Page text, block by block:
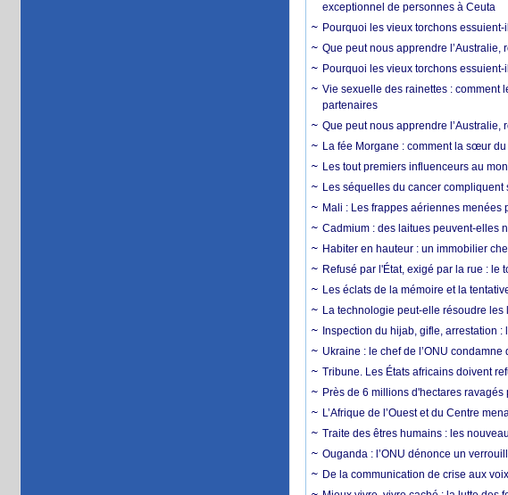
exceptionnel de personnes à Ceuta
Pourquoi les vieux torchons
Que peut nous apprendre l’Australie,
Pourquoi les vieux torchons
Vie sexuelle des rainettes : comment
partenaires
Que peut nous apprendre l’Australie,
La fée Morgane : comment la sœur
Les tout premiers influenceurs au
Les séquelles du cancer
Mali : Les frappes aériennes menées
Cadmium : des laitues peuvent-elles
Habiter en hauteur : un immobilier
Refusé par l'État, exigé par la rue : le
Les éclats de la mémoire et la
La technologie peut-elle résoudre
Inspection du hijab, gifle, arrestation
Ukraine : le chef de l’ONU
Tribune. Les États africains doivent
Près de 6 millions d'hectares
L’Afrique de l’Ouest et du Centre
Traite des êtres humains : les
Ouganda : l’ONU dénonce un
De la communication de crise aux